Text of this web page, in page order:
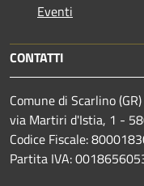
Eventi
CONTATTI
Comune di Scarlino (GR)
via Martiri d'Istia, 1 -
Codice Fiscale:
Partita IVA: